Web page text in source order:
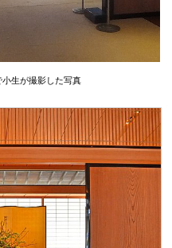
小生が撮影した写真